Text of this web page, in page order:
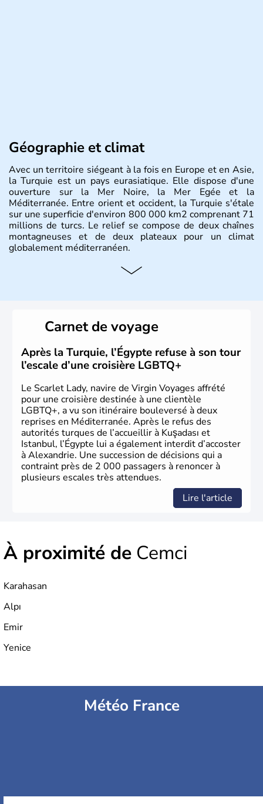
Géographie et climat
Avec un territoire siégeant à la fois en Europe et en Asie,
la Turquie est un pays eurasiatique. Elle dispose d'une
ouverture sur la Mer Noire, la Mer Egée et la
Méditerranée. Entre orient et occident, la Turquie s'étale
sur une superficie d'environ 800 000 km2 comprenant 71
millions de turcs. Le relief se compose de deux chaînes
montagneuses et de deux plateaux pour un climat
globalement méditerranéen.
Histoire et administration
qui constitueront en 1299 les fondations de l'Empire
ottoman. Après avoir rattaché l'Anatolie et la Thrace
orientale au territoire turc, la République est proclamée
le 29 octobre 1923. Ankara remplace alors Istanbul au
titre de capitale du pays.
Carnet de voyage
Après la Turquie, l’Égypte refuse à son tour
l’escale d’une croisière LGBTQ+
Le Scarlet Lady, navire de Virgin Voyages affrété
pour une croisière destinée à une clientèle
LGBTQ+, a vu son itinéraire bouleversé à deux
reprises en Méditerranée. Après le refus des
autorités turques de l’accueillir à Kuşadası et
Istanbul, l’Égypte lui a également interdit d’accoster
à Alexandrie. Une succession de décisions qui a
contraint près de 2 000 passagers à renoncer à
plusieurs escales très attendues.
Lire l'article
À proximité de Cemci
Karahasan
Alpı
Emir
Yenice
Météo France